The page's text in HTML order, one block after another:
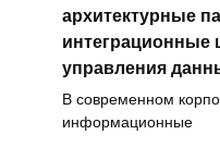
архитектурные
интеграционные
управления
В современном
информационные